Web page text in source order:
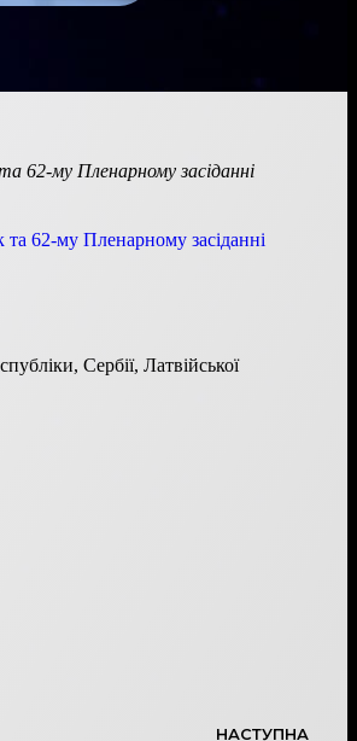
62-му Пленарному засіданні
та 62-му Пленарному засіданні
Сербії, Латвійської
НАСТУПНА